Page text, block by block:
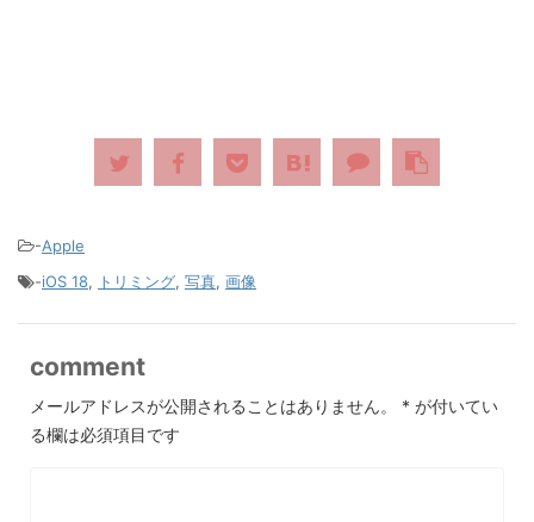
-Apple
-iOS 18, トリミング, 写真, 画像
comment
メールアドレスが公開されることはありません。 * が付いてい
る欄は必須項目です